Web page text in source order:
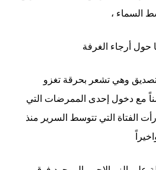
السماء ،
حول أرجاء الغرفة
وهي تشعر بحرقة تغزو
مع دخول إحدى الممرضات التي
الفتاة التي تتوسط السرير منذ